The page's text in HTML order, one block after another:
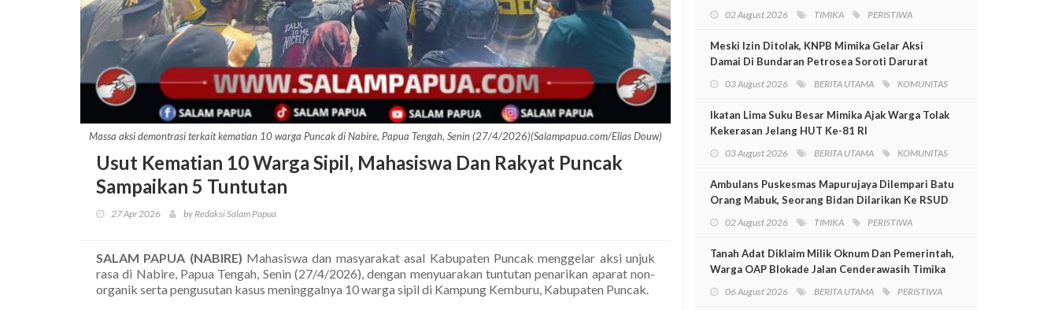
Massa aksi demontrasi terkait kematian 10 warga Puncak di Nabire, Papua Tengah, Senin (27/4/2026)(Salampapua.com/Elias Douw)
Usut Kematian 10 Warga Sipil, Mahasiswa Dan Rakyat Puncak
Sampaikan 5 Tuntutan
27 Apr 2026 by Redaksi Salam Papua
SALAM PAPUA (NABIRE) Mahasiswa dan masyarakat asal Kabupaten Puncak menggelar aksi unjuk
rasa di Nabire, Papua Tengah, Senin (27/4/2026), dengan menyuarakan tuntutan penarikan aparat non-
organik serta pengusutan kasus meninggalnya 10 warga sipil di Kampung Kemburu, Kabupaten Puncak.
02 August 2026 TIMIKA PERISTIWA
Meski Izin Ditolak, KNPB Mimika Gelar Aksi
Damai Di Bundaran Petrosea Soroti Darurat
03 August 2026 BERITA UTAMA KOMUNITAS
Ikatan Lima Suku Besar Mimika Ajak Warga Tolak
Kekerasan Jelang HUT Ke-81 RI
03 August 2026 BERITA UTAMA KOMUNITAS
Ambulans Puskesmas Mapurujaya Dilempari Batu
Orang Mabuk, Seorang Bidan Dilarikan Ke RSUD
02 August 2026 TIMIKA PERISTIWA
Tanah Adat Diklaim Milik Oknum Dan Pemerintah,
Warga OAP Blokade Jalan Cenderawasih Timika
06 August 2026 BERITA UTAMA PERISTIWA